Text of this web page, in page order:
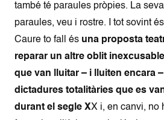
també té paraules pròpies. La
paraules, veu i rostre. I tot sovint
Caure to fall és una proposta
reparar un altre oblit
que van lluitar – i lluiten encara
dictadures totalitàries que es
durant el segle XX i, en canvi, no